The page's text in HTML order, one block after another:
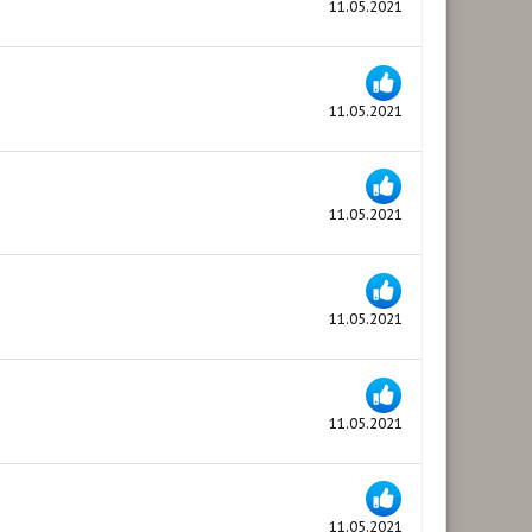
11.05.2021
11.05.2021
11.05.2021
11.05.2021
11.05.2021
11.05.2021